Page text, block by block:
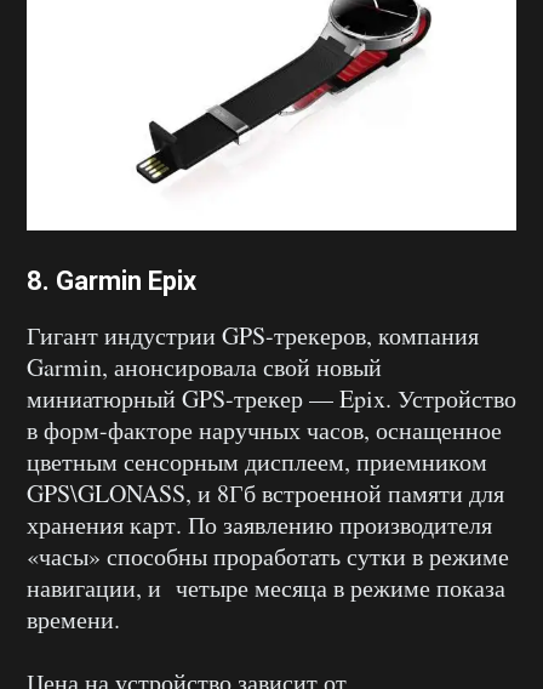
8. Garmin Epix
Гигант индустрии GPS-трекеров, компания
Garmin, анонсировала свой новый
миниатюрный GPS-трекер — Epix. Устройство
в форм-факторе наручных часов, оснащенное
цветным сенсорным дисплеем, приемником
GPS\GLONASS, и 8Гб встроенной памяти для
хранения карт. По заявлению производителя
«часы» способны проработать сутки в режиме
навигации, и четыре месяца в режиме показа
времени.